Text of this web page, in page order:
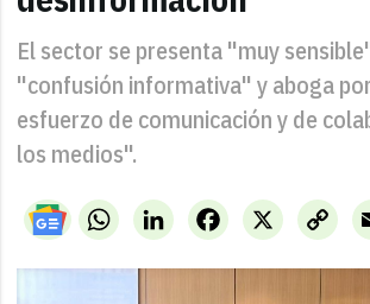
El sector se presenta "muy
"confusión informativa" y aboga
esfuerzo de comunicación y de
los medios".
WhatsAppLinkedIn X
Facebook
Link